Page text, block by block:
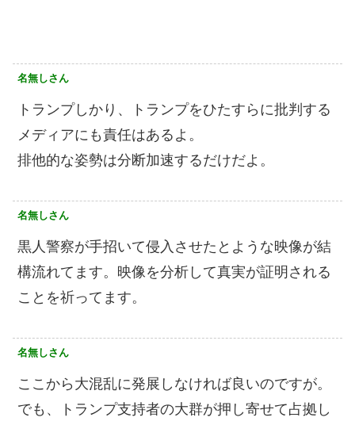
名無しさん
トランプしかり、トランプをひたすらに批判する
メディアにも責任はあるよ。
排他的な姿勢は分断加速するだけだよ。
名無しさん
黒人警察が手招いて侵入させたとような映像が結
構流れてます。映像を分析して真実が証明される
ことを祈ってます。
名無しさん
ここから大混乱に発展しなければ良いのですが。
でも、トランプ支持者の大群が押し寄せて占拠し